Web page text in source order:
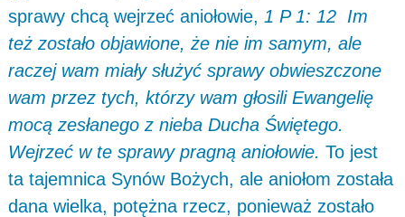
sprawy chcą wejrzeć aniołowie, 1 P 1: 12 Im
też zostało objawione, że nie im samym, ale
raczej wam miały służyć sprawy obwieszczone
wam przez tych, którzy wam głosili Ewangelię
mocą zesłanego z nieba Ducha Świętego.
Wejrzeć w te sprawy pragną aniołowie. To jest
ta tajemnica Synów Bożych, ale aniołom została
dana wielka, potężna rzecz, ponieważ zostało